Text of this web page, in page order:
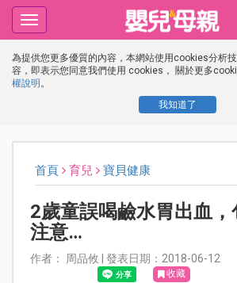
為提供您更多優質的內容，本網站使用cookies分析
容，即表示您同意我們使用 cookies， 關於更多
權說明 。
我知道了
Toggle
navigation
首頁 育兒 寶貝健康
2歲童誤喝鹼水胃出血
注意…
作者： 周品攸 | 發表日期：2018-06-12
收藏